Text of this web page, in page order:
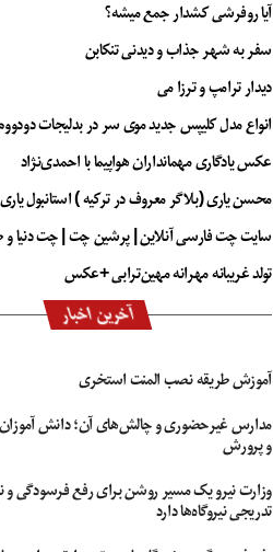
آیا روفرشی کشدار جمع میشه؟
سفر به شهر جذاب و دیدنی تنکابن
دیدار ترامپ و ترزا می
انواع مدل کلیپس جدید موی سر در بدلیجات
عکس یادگاری مهمانداران هواپیما با احمدی‌نژاد
محسن یاری (بلاگر معروف در ترکیه ) استانبول یاری
سایت چت فارسی آنلاین | پرشین چت | چت دنیا
تولد غریبانه مهرانه مهین‌ترابی +عکس
آخرین اخبار
آموزش طریقه نصب المنت استخری
مدارس غیرحضوری و چالش‌های آن؛ دانش
و پرورش
وزارت نیرو یک مسیر روشن برای رفع فرسودگی و
تدریجی نیروگاه‌ها دارد